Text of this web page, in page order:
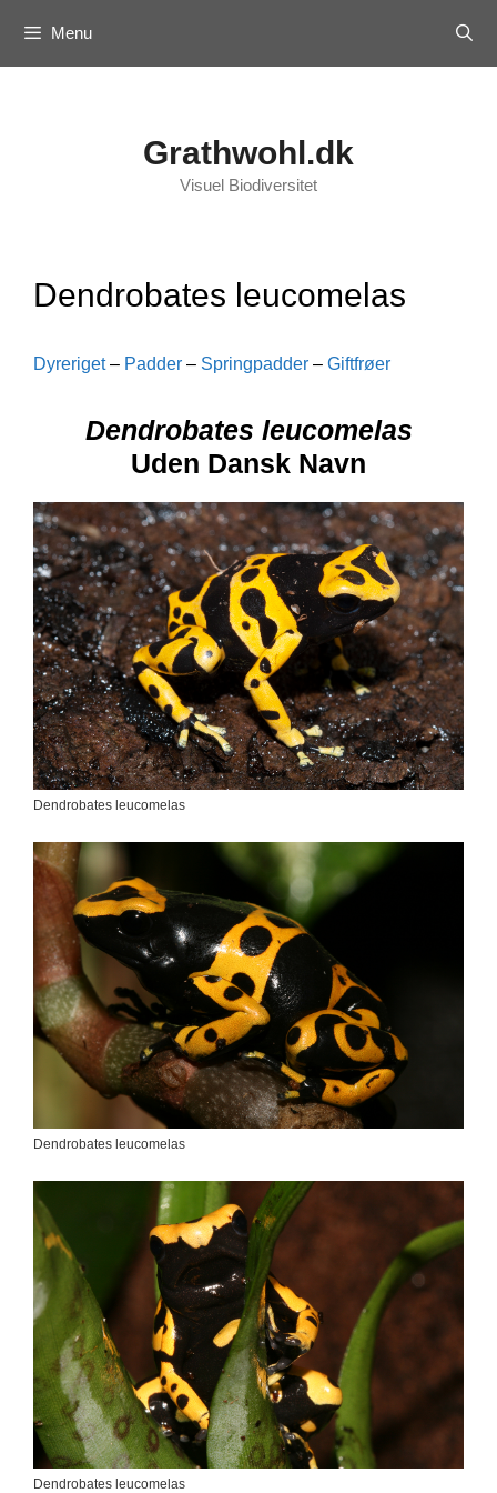
content
Menu
Grathwohl.dk
Visuel Biodiversitet
Dendrobates leucomelas
Dyreriget– Padder – Springpadder – Giftfrøer
Dendrobates leucomelas
Uden Dansk Navn
Dendrobates leucomelas
Dendrobates leucomelas
Dendrobates leucomelas